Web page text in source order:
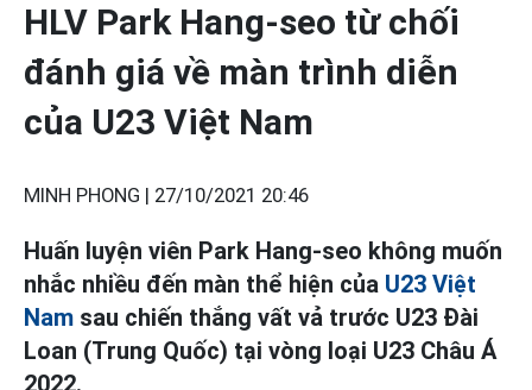
HLV Park Hang-seo từ chối
đánh giá về màn trình diễn
của U23 Việt Nam
MINH PHONG | 27/10/2021 20:46
Huấn luyện viên Park Hang-seo không muốn
nhắc nhiều đến màn thể hiện của U23 Việt
Nam sau chiến thắng vất vả trước U23 Đài
Loan (Trung Quốc) tại vòng loại U23 Châu Á
2022.